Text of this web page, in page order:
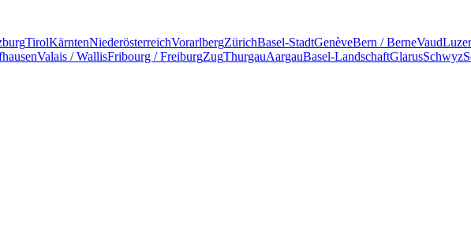
TirolKärntenNiederösterreichVorarlbergZürichBasel-StadtGenèveBern / BerneVaud
Valais / WallisFribourg / FreiburgZugThurgauAargauBasel-LandschaftGlarusSchwyz